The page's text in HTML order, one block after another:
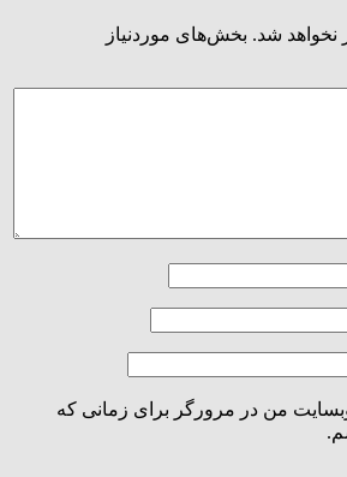
نخواهد شد. بخش‌های موردنیاز
وبسایت من در مرورگر برای زمانی که